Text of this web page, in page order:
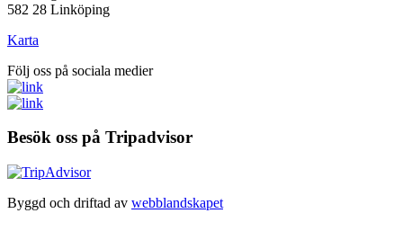
582 28 Linköping
Karta
Följ oss på sociala medier
Besök oss på Tripadvisor
Byggd och driftad av webblandskapet